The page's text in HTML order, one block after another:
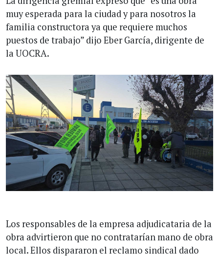
muy esperada para la ciudad y para nosotros la
familia constructora ya que requiere muchos
puestos de trabajo” dijo Eber García, dirigente de
la UOCRA.
Los responsables de la empresa adjudicataria de la
obra advirtieron que no contratarían mano de obra
local. Ellos dispararon el reclamo sindical dado